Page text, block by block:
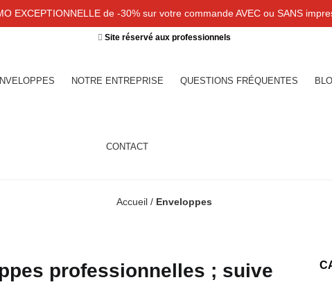
EXCEPTIONNELLE de -30% sur votre commande AVEC ou SANS
Site réservé aux professionnels
NOTRE ENTREPRISE QUESTIONS FRÉQUENTES
CONTACT
Accueil / Enveloppes
professionnelles ; suive